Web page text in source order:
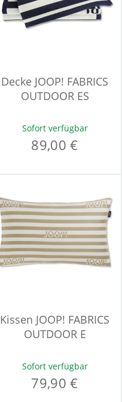
Decke JOOP! FABRICS
OUTDOOR ES
Sofort verfügbar
89,00 €
Kissen JOOP! FABRICS
OUTDOOR E
Sofort verfügbar
79,90 €